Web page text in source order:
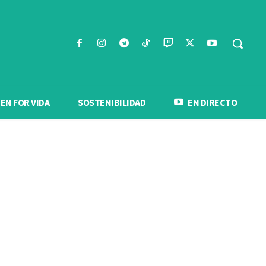
FOR VIDA SOSTENIBILIDAD EN DIRECTO